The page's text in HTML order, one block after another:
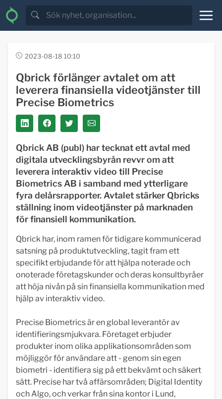
2023-08-18 10:10
Qbrick förlänger avtalet om att
leverera finansiella videotjänster till
Precise Biometrics
Qbrick AB (publ) har tecknat ett avtal med
digitala utvecklingsbyrån revvr om att
leverera interaktiv video till Precise
Biometrics AB i samband med ytterligare
fyra delårsrapporter. Avtalet stärker Qbricks
ställning inom videotjänster på marknaden
för finansiell kommunikation.
Qbrick har, inom ramen för tidigare kommunicerad
satsning på produktutveckling, tagit fram ett
specifikt erbjudande för att hjälpa noterade och
onoterade företagskunder och deras konsultbyråer
att höja nivån på sin finansiella kommunikation med
hjälp av interaktiv video.
Precise Biometrics är en global leverantör av
identifieringsmjukvara. Företaget erbjuder
produkter inom olika applikationsområden som
möjliggör för användare att - genom sin egen
biometri - identifiera sig på ett bekvämt och säkert
sätt. Precise har två affärsområden; Digital Identity
och Algo, och verkar från sina kontor i Lund,